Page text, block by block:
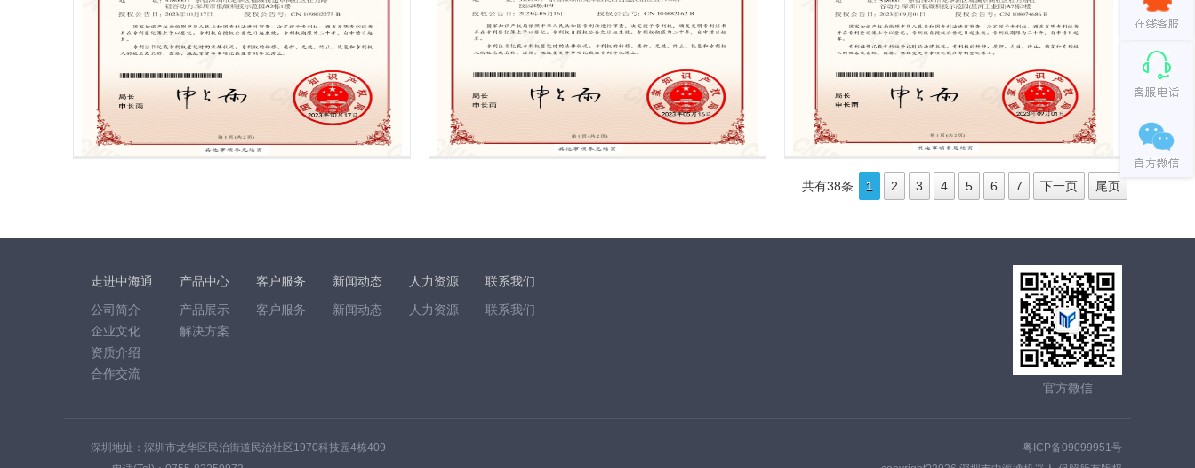
共有38条 1 2 3 4 5 6 7 下一页 尾页
走进中海通
公司简介
企业文化
资质介绍
合作交流
产品中心
产品展示
解决方案
客户服务
客户服务
新闻动态
新闻动态
人力资源
人力资源
联系我们
联系我们
官方微信
深圳地址：深圳市龙华区民治街道民治社区1970科技园4栋409
粤ICP备09099951号